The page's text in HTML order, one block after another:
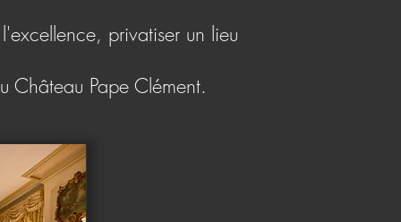
privatiser un lieu
Château Pape Clément.